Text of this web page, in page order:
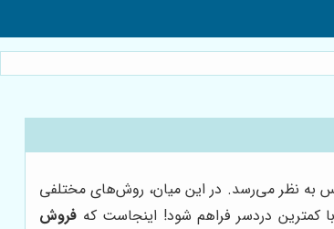
به نظر می‌رسد. در این میان، روش‌های مختلفی
کمترین دردسر فراهم شود! اینجاست کهفروش